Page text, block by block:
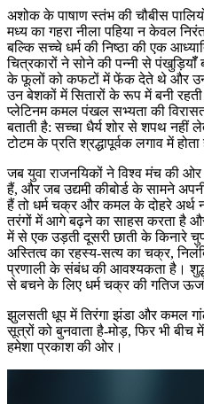
अशोक के पाषाण स्तंभ की चौबीस
मध्य का गहरा नीला पहिया न केवल
बल्कि सच्चे धर्म की निष्ठा की एक
चित्रकारों ने सोने की पन्नी से
के फूलों को कफटों में फेंक देते थे और उन
उन बेशकों में सितारों के रूप में बनी
प्लेटिनम कमल पंखल सभ्यता की
बताती है: सच्चा धैर्य शोर से शपथ नहीं
टोटम के प्रति श्रद्धापूर्वक लगाव में होता
जब युवा राजनयिकों ने विश्व मंच
हैं, और जब उद्यमी कीबोर्ड के सामने
हैं तो धर्म चक्र और कमल के दोहरे
तरंगों में आगे बढ़ने का साहस करता है
में से एक उड़ती दूसरी छाती के किनारे
अस्तित्व का रहस्य-सत्य का चक्र,
प्रणाली के संबंध की आवश्यकता है।
से बचने के लिए धर्म चक्र की गतिज
झुलसती धूप में तिरंगा झंडा और कमल
सूत्रों को बुनवाता है-मोड़, फिर भी बीच
हमेशा प्रकाश की ओर।